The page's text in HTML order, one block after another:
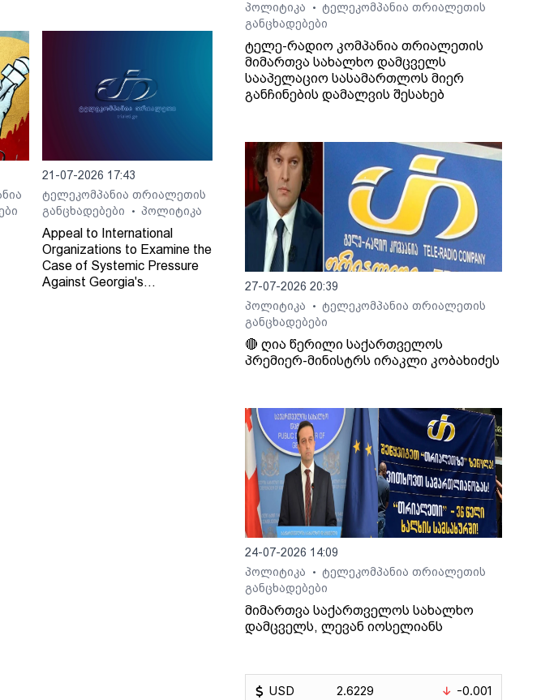
21-07-2026 17:43
ტელეკომპანია თრიალეთის
განცხადებები
• პოლიტიკა
Appeal to International
Organizations to Examine the
Case of Systemic Pressure
Against Georgia's
პოლიტიკა
•
ტელეკომპანია თრიალეთის
განცხადებები
ტელე-რადიო კომპანია თრიალეთის
მიმართვა სახალხო დამცველს
სააპელაციო სასამართლოს მიერ
განჩინების დამალვის შესახებ
27-07-2026 20:39
პოლიტიკა
•
ტელეკომპანია თრიალეთის
განცხადებები
🔴 ღია წერილი საქართველოს
პრემიერ-მინისტრს ირაკლი კობახიძეს
24-07-2026 14:09
პოლიტიკა
•
ტელეკომპანია თრიალეთის
განცხადებები
მიმართვა საქართველოს სახალხო
დამცველს, ლევან იოსელიანს
USD
2.6229
-0.001